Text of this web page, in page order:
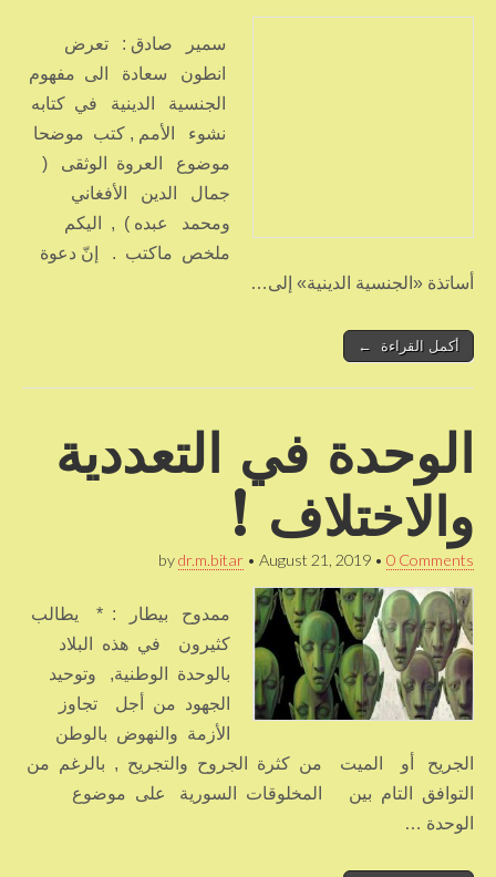
سمير صادق : تعرض
انطون سعادة الى مفهوم
الجنسية الدينية في كتابه
نشوء الأمم , كتب موضحا
موضوع العروة الوثقى (
جمال الدين الأفغاني
ومحمد عبده ) , اليكم
ملخص ماكتب . إنّ دعوة
أساتذة «الجنسية الدينية» إلى…
أكمل القراءة ←
الوحدة في التعددية
والاختلاف !
bydr.m.bitar • August 21, 2019 • 0 Comments
ممدوح بيطار : * يطالب
كثيرون في هذه البلاد
بالوحدة الوطنية, وتوحيد
الجهود من أجل تجاوز
الأزمة والنهوض بالوطن
الجريح أو الميت من كثرة الجروح والتجريح , بالرغم من
التوافق التام بين المخلوقات السورية على موضوع
الوحدة …